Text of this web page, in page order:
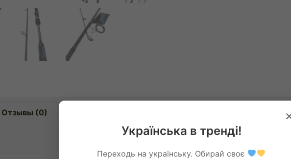
Отзывы (0)
Українська в тренді!
Переходь на українську. Обирай своє